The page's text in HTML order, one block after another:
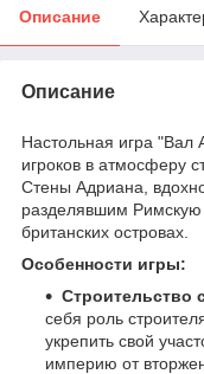
Описание
Описание
Настольная игра "Вал
игроков в атмосферу
Стены Адриана,
разделявшим
британских островах.
Особенности игры:
Строительство
себя роль
укрепить свой
империю от